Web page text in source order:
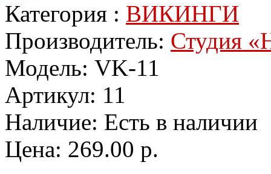
Категория : ВИКИНГИ
Производитель: Студия
Модель: VK-11
Артикул: 11
Наличие: Есть в наличии
Цена: 269.00 р.